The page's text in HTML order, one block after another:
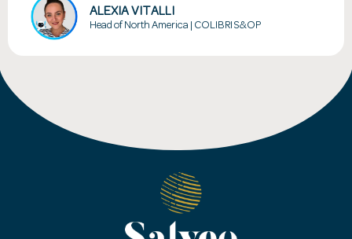
ALEXIA VITALLI
Head of North America | COLIBRI S&OP